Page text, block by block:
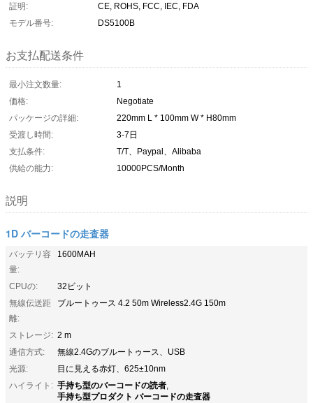
証明:
CE, ROHS, FCC, IEC, FDA
モデル番号:
DS5100B
お支払配送条件
最小注文数量:
1
価格:
Negotiate
パッケージの詳細:
220mm L * 100mm W * H80mm
受渡し時間:
3-7日
支払条件:
T/T、Paypal、Alibaba
供給の能力:
10000PCS/Month
説明
1D バーコードの走査器
バッテリ容
量:
1600MAH
CPUの:
32ビット
無線伝送距
離:
ブルートゥース 4.2 50m Wireless2.4G 150m
ストレージ: 2 m
通信方式:
無線2.4Gのブルートゥース、USB
光源:
目に見える赤灯、625±10nm
ハイライト: 手持ち型のバーコードの読者,
手持ち型プロダクト バーコードの走査器